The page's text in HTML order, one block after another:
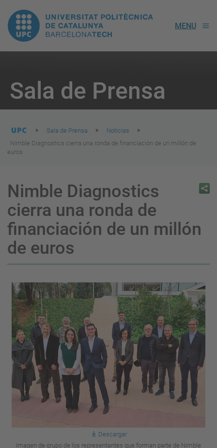
UPC.
Universitat
de
Catalunya
MENU
Sala de Prensa
here:
Sala de Prensa
Noticias
Nimble Diagnostics cierra una ronda de financiación de un millón de
euros
Nimble Diagnostics
cierra una ronda de
financiación de un millón
de euros
Descargar
Imagen de grupo de los representantes que forman parte de Nimble